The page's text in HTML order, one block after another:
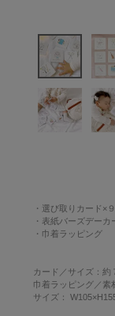
・選び取りカード×９
・表紙バーズデー
・巾着ラッピング
カード ／サイズ：約
巾着ラッピング ／素
サイズ：